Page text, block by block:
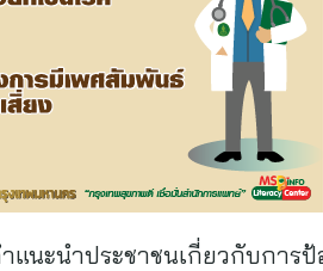
นะนำประชาชนเกี่ยวกับการ